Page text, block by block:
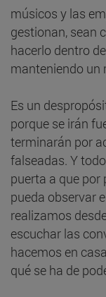
músicos y las
gestionan, sean
hacerlo dentro
manteniendo un
Es un
porque se irán
terminarán por
falseadas. Y
puerta a que
pueda observar
realizamos
escuchar las
hacemos en
qué se ha de